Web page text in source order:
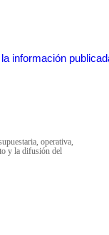
información
operativa,
y la difusión del